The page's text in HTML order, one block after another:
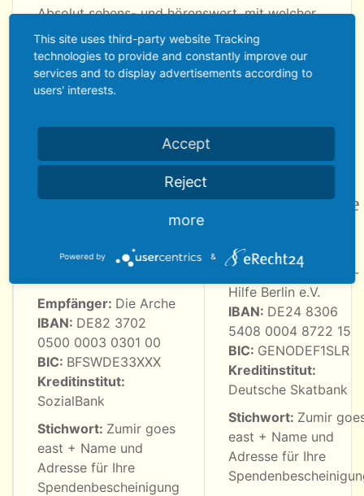
Absolut sehens- und hörenswert, mit welcher
Hingabe Schauspieler Guido Schikore davon
liest, wie die Kinder versuchen, Schotter in
Zumir zu verwandeln.
Spendenkonto
Die Arche -
Spendenkonto
Empfänger: Die Arche
IBAN: DE82 3702
0500 0003 0301 00
BIC: BFSWDE33XXX
Kreditinstitut:
SozialBank
Stichwort: Zumir goes
east + Name und
Adresse für Ihre
Spendenbescheinigung
Ukraine-Hilfe
Empfänger:
Ukraine-
Hilfe Berlin e.V.
IBAN: DE24 8306
5408 0004 8722 15
BIC: GENODEF1SLR
Kreditinstitut:
Deutsche Skatbank
Stichwort: Zumir
east + Name und
Adresse für Ihre
This site uses third-party website Tracking
technologies to provide and constantly improve our
services and to display advertisements according to
users' interests.
Accept
Reject
more
Powered by &